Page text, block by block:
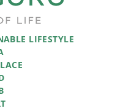
LIFESTYLE